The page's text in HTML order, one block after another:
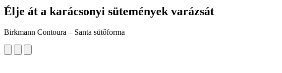
Élje át a karácsonyi sütemények varázsát
Birkmann Contoura – Santa sütőforma